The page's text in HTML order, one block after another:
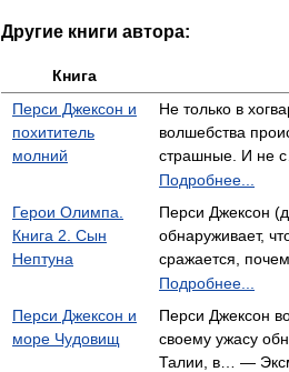
Другие книги автора:
Книга
Перси Джексон и
похититель
молний
Не только в
волшебства
страшные. И не
Подробнее...
Герои Олимпа.
Книга 2. Сын
Нептуна
Перси Джексон
обнаруживает,
сражается,
Подробнее...
Перси Джексон и
море Чудовищ
Перси Джексон
своему ужасу
Талии, в… —